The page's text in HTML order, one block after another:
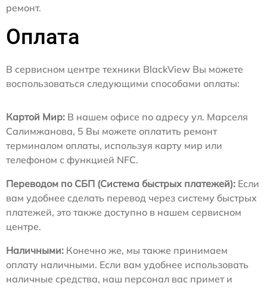
ремонт.
Оплата
В сервисном центре техники BlackView Вы можете
воспользоваться следующими способами оплаты:
Картой Мир: В нашем офисе по адресу ул. Марселя
Салимжанова, 5 Вы можете оплатить ремонт
терминалом оплаты, используя карту мир или
телефоном с функцией NFC.
Переводом по СБП (Система быстрых платежей): Если
вам удобнее сделать перевод через систему быстрых
платежей, это также доступно в нашем сервисном
центре.
Наличными: Конечно же, мы также принимаем
оплату наличными. Если вам удобнее использовать
наличные средства, наш персонал вас примет и